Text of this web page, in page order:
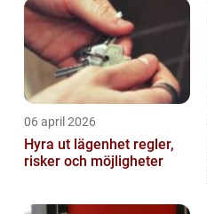
06 april 2026
Hyra ut lägenhet regler,
risker och möjligheter